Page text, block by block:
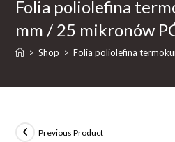
Folia poliolefina
mm / 25 mikronów
> Shop > Folia poliolefina
Previous Product